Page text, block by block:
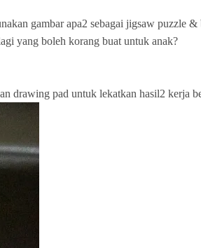
gambar apa2 sebagai jigsaw puzzle
yang boleh korang buat untuk anak?
drawing pad untuk lekatkan hasil2 kerja